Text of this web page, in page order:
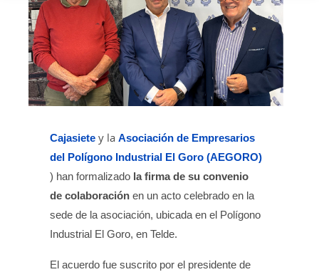
Cajasiete y la Asociación de Empresarios
del Polígono Industrial El Goro (AEGORO)
) han formalizado la firma de su convenio
de colaboración en un acto celebrado en la
sede de la asociación, ubicada en el Polígono
Industrial El Goro, en Telde.
El acuerdo fue suscrito por el presidente de